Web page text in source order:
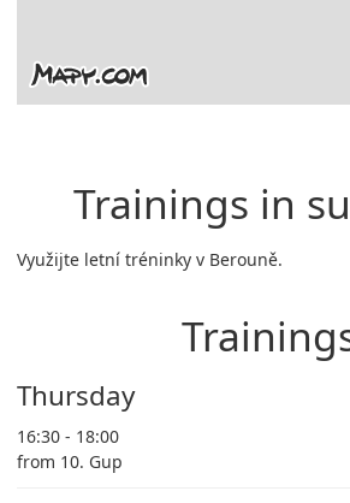
Trainings in
Využijte letní tréninky v Berouně.
Thursday
16:30 - 18:00
from 10. Gup